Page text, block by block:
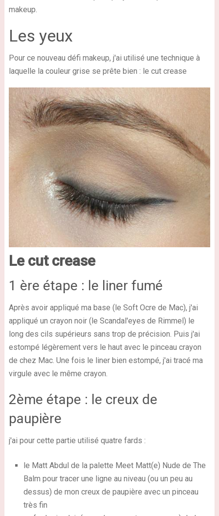
makeup.
Les yeux
Pour ce nouveau défi makeup, j'ai utilisé une technique à
laquelle la couleur grise se prête bien : le cut crease
Le cut crease
1 ère étape : le liner fumé
Après avoir appliqué ma base (le Soft Ocre de Mac), j'ai
appliqué un crayon noir (le Scandal'eyes de Rimmel) le
long des cils supérieurs sans trop de précision. Puis j'ai
estompé légèrement vers le haut avec le pinceau crayon
de chez Mac. Une fois le liner bien estompé, j'ai tracé ma
virgule avec le même crayon.
2ème étape : le creux de
paupière
j'ai pour cette partie utilisé quatre fards :
le Matt Abdul de la palette Meet Matt(e) Nude de The
Balm pour tracer une ligne au niveau (ou un peu au
dessus) de mon creux de paupière avec un pinceau
très fin